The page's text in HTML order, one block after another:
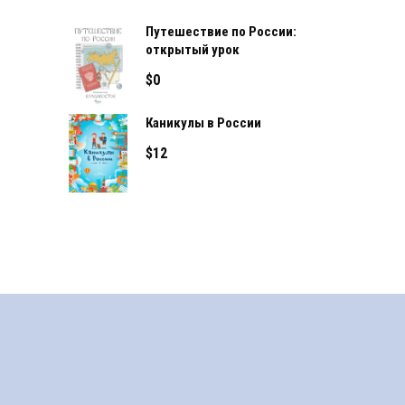
Путешествие по России:
открытый урок
$0
Каникулы в России
$12